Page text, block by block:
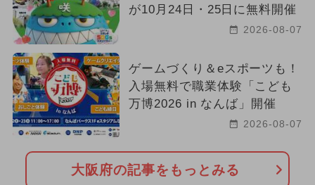
が10月24日・25日に無料開催
2026-08-07
ゲームづくり＆eスポーツも！
入場無料で職業体験「こども
万博2026 in なんば」開催
2026-08-07
大阪府の記事をもっとみる